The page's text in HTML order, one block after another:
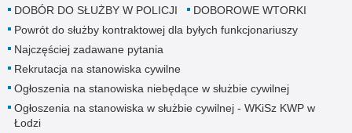
DOBÓR DO SŁUŻBY W POLICJI
DOBOROWE WTORKI
Powrót do służby kontraktowej dla byłych funkcjonariuszy
Najczęściej zadawane pytania
Rekrutacja na stanowiska cywilne
Ogłoszenia na stanowiska niebędące w służbie cywilnej
Ogłoszenia na stanowiska w służbie cywilnej - WKiSz KWP w
Łodzi